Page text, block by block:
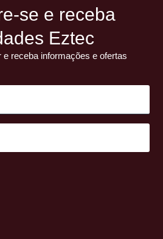
se e receba
Eztec
receba informações e ofertas